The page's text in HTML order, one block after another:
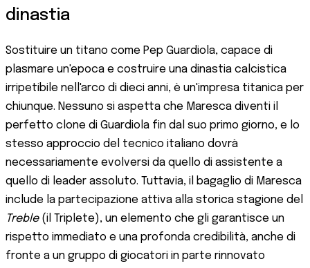
dinastia
Sostituire un titano come Pep Guardiola, capace di
plasmare un'epoca e costruire una dinastia calcistica
irripetibile nell'arco di dieci anni, è un'impresa titanica per
chiunque. Nessuno si aspetta che Maresca diventi il
perfetto clone di Guardiola fin dal suo primo giorno, e lo
stesso approccio del tecnico italiano dovrà
necessariamente evolversi da quello di assistente a
quello di leader assoluto. Tuttavia, il bagaglio di Maresca
include la partecipazione attiva alla storica stagione del
Treble(il Triplete), un elemento che gli garantisce un
rispetto immediato e una profonda credibilità, anche di
fronte a un gruppo di giocatori in parte rinnovato